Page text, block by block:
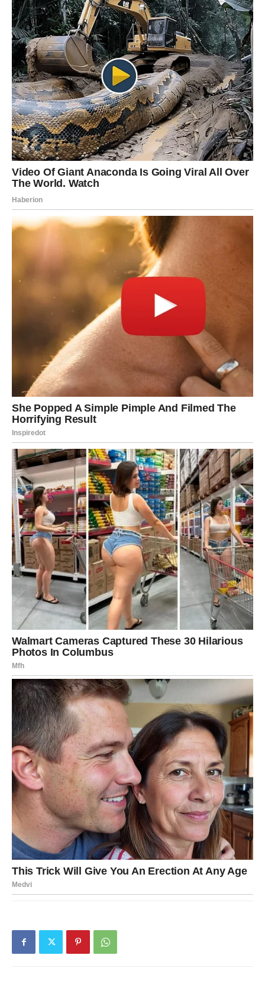
NAJVEĆE ŽIVOTNE PROMJENE
DO KRAJA PROLJEĆA OČEKUJU
RAKA
Emotivni život ulazi u potpuno novu fazu.
ŠKORPIJU
Finansijska i poslovna situacija značajno se poboljšava.
VODOLIJU
Neočekivani događaji mijenjaju pravac njihove
Kraj proljeća donosi energiju velikih promjena, novih
početaka i važnih odluka. Mnogi znakovi će osjetiti da se
život kreće u novom smjeru, a posebno će to biti vidljivo
Rakova, Škorpija i Vodolija
Zvijezde poručuju da se ne plašite promjena. Ono što
sada dolazi možda djeluje nepoznato, ali upravo u tome
krije se prilika za sreću, uspjeh i ispunjenje. Ponekad je
potrebno zatvoriti jedno poglavlje da bi počelo ono
najljepše. Upravo takav period sada počinje za mnoge
znakove Zodijaka.